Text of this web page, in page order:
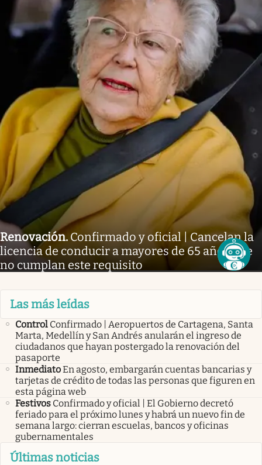
Renovación. Confirmado y oficial | Cancelan la
licencia de conducir a mayores de 65 años que
no cumplan este requisito
Las más leídas
Control Confirmado | Aeropuertos de Cartagena, Santa
Marta, Medellín y San Andrés anularán el ingreso de
ciudadanos que hayan postergado la renovación del
pasaporte
InmediatoEn agosto, embargarán cuentas bancarias y
tarjetas de crédito de todas las personas que figuren en
esta página web
Festivos Confirmado y oficial | El Gobierno decretó
feriado para el próximo lunes y habrá un nuevo fin de
semana largo: cierran escuelas, bancos y oficinas
gubernamentales
Últimas noticias